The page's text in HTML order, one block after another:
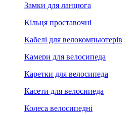
Замки для ланцюга
Кільця проставочні
Кабелі для велокомпьютерів
Камери для велосипеда
Каретки для велосипеда
Касети для велосипеда
Колеса велосипедні